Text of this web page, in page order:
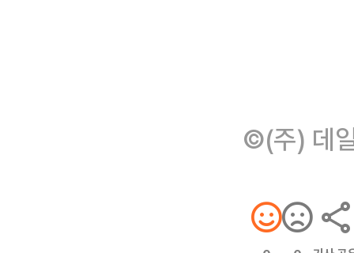
©(주) 데